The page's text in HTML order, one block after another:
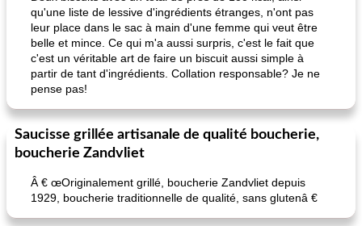
pouding au chocolat maison
qu'une liste de lessive d'ingrédients étranges, n'ont pas
leur place dans le sac à main d'une femme qui veut être
belle et mince. Ce qui m'a aussi surpris, c'est le fait que
c'est un véritable art de faire un biscuit aussi simple à
partir de tant d'ingrédients. Collation responsable? Je ne
pense pas!
Saucisse grillée artisanale de qualité boucherie,
boucherie Zandvliet
Â € œOriginalement grillé, boucherie Zandvliet depuis
1929, boucherie traditionnelle de qualité, sans glutenâ €